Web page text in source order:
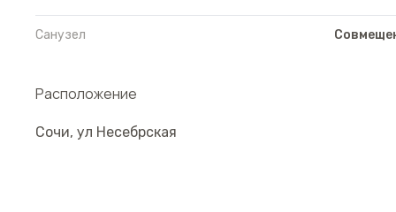
Санузел
Расположение
Сочи, ул Несебрская